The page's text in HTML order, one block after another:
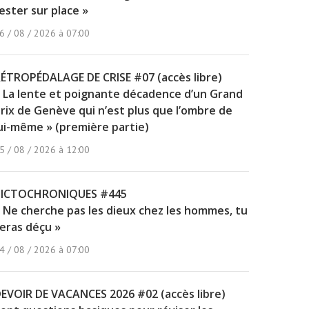
sur place »
/ 08 / 2026 à 07:00
DE CRISE #07 (accès libre)
La lente et poignante décadence d’un Grand
de Genève qui n’est plus que l’ombre de
même » (première partie)
/ 08 / 2026 à 12:00
#445
Ne cherche pas les dieux chez les hommes, tu
déçu »
/ 08 / 2026 à 07:00
DE VACANCES 2026 #02 (accès libre)